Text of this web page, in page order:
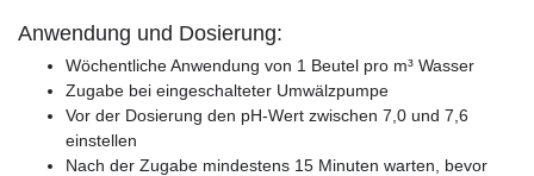
Anwendung und Dosierung:
Wöchentliche Anwendung von 1 Beutel pro m³ Wasser
Zugabe bei eingeschalteter Umwälzpumpe
Vor der Dosierung den pH-Wert zwischen 7,0 und 7,6
einstellen
Nach der Zugabe mindestens 15 Minuten warten, bevor